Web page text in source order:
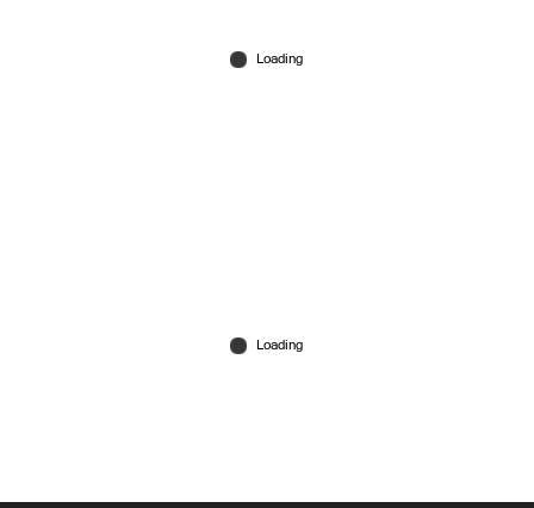
എം.ജി, കാര്‍ഷിക സര്‍വകലാശാല നിയമനങ്ങളില്‍